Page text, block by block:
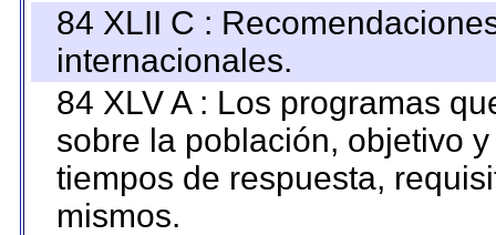
84 XLII C :
internacionales.
84 XLV A : Los programas
sobre la población, objetivo
tiempos de respuesta,
mismos.